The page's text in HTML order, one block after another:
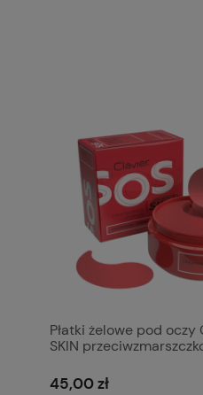
Płatki żelowe pod
SKIN
45,00 zł